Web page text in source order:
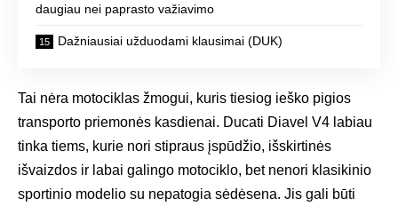
daugiau nei paprasto važiavimo
Dažniausiai užduodami klausimai (DUK)
Tai nėra motociklas žmogui, kuris tiesiog ieško pigios
transporto priemonės kasdienai. Ducati Diavel V4 labiau
tinka tiems, kurie nori stipraus įspūdžio, išskirtinės
išvaizdos ir labai galingo motociklo, bet nenori klasikinio
sportinio modelio su nepatogia sėdėsena. Jis gali būti